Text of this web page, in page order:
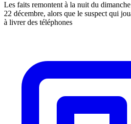
Les faits remontent à la nuit du
22 décembre, alors que le suspect qui
à livrer des téléphones